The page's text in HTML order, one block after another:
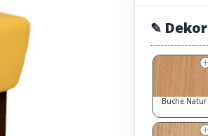
✎ Dekor
Buche Natur